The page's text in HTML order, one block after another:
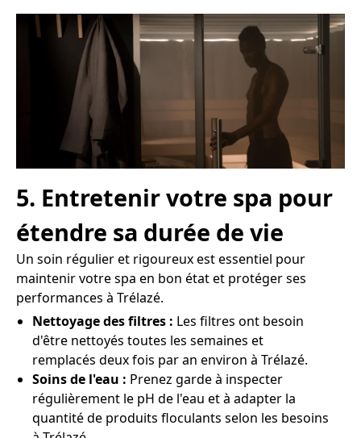
5. Entretenir votre spa pour
étendre sa durée de vie
Un soin régulier et rigoureux est essentiel pour
maintenir votre spa en bon état et protéger ses
performances à Trélazé.
Nettoyage des filtres : Les filtres ont besoin
d'être nettoyés toutes les semaines et
remplacés deux fois par an environ à Trélazé.
Soins de l'eau : Prenez garde à inspecter
régulièrement le pH de l'eau et à adapter la
quantité de produits floculants selon les besoins